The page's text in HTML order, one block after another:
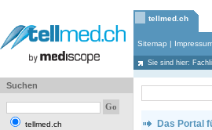
tellmed.ch
Sitemap |
Sie sind hier:
Suchen
tellmed.ch
Das Portal